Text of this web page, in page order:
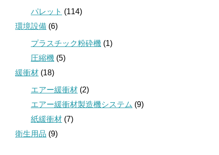
パレット (114)
環境設備 (6)
プラスチック粉砕機 (1)
圧縮機 (5)
緩衝材 (18)
エアー緩衝材 (2)
エアー緩衝材製造機システム (9)
紙緩衝材 (7)
衛生用品 (9)